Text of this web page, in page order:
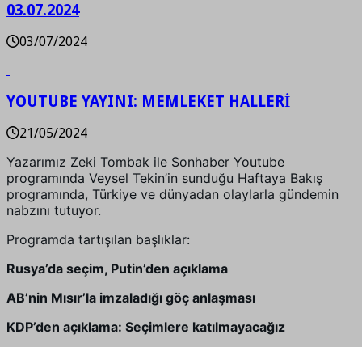
03.07.2024
03/07/2024
YOUTUBE YAYINI: MEMLEKET HALLERİ
21/05/2024
Yazarımız Zeki Tombak ile Sonhaber Youtube
programında Veysel Tekin’in sunduğu Haftaya Bakış
programında, Türkiye ve dünyadan olaylarla gündemin
nabzını tutuyor.
Programda tartışılan başlıklar:
Rusya’da seçim, Putin’den açıklama
AB’nin Mısır’la imzaladığı göç anlaşması
KDP’den açıklama: Seçimlere katılmayacağız